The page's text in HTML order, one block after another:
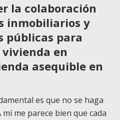
la colaboración
inmobiliarios y
públicas para
en
asequible en
es que no se haga
me parece bien que cada